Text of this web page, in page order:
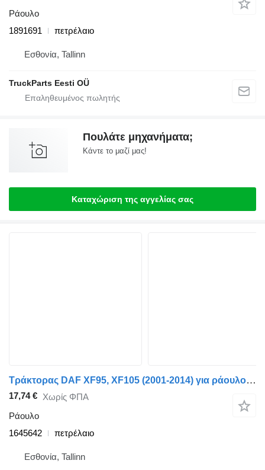
Ράουλο
1891691
πετρέλαιο
Εσθονία, Tallinn
TruckParts Eesti OÜ
Πουλάτε μηχανήματα;
Κάντε το μαζί μας!
Καταχώριση της αγγελίας σας
Τράκτορας DAF XF95, XF105 (2001-2014) για ράουλο DAF XF105 (01.05-) 1645642
17,74 € Χωρίς ΦΠΑ
Ράουλο
1645642
πετρέλαιο
Εσθονία, Tallinn